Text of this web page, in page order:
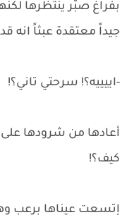
بفراغ صبّر ينتظرها
جيداً معتقدة عبثاً انه
-اييييه؟! سرحتي تاني؟!
أعادها من شرودها على
كيف؟!
إتسعت عيناها برعب